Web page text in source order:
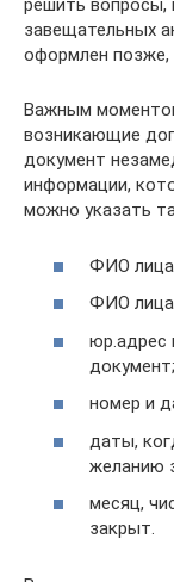
решить вопросы,
завещательных
оформлен позже,
Важным
возникающие
документ
информации,
можно указать
ФИО
ФИО
юр.адрес
документ;
номер и
даты,
желанию
месяц,
закрыт.